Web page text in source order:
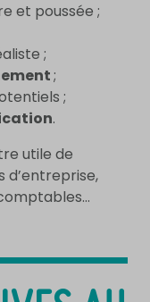
et poussée ;
;
;
;
.
utile de
d’entreprise,